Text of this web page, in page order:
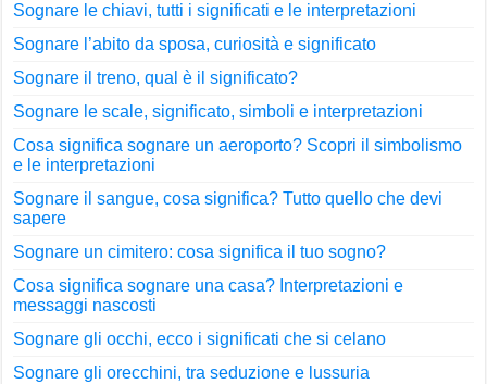
Sognare le chiavi, tutti i significati e le interpretazioni
Sognare l’abito da sposa, curiosità e significato
Sognare il treno, qual è il significato?
Sognare le scale, significato, simboli e interpretazioni
Cosa significa sognare un aeroporto? Scopri il simbolismo
e le interpretazioni
Sognare il sangue, cosa significa? Tutto quello che devi
sapere
Sognare un cimitero: cosa significa il tuo sogno?
Cosa significa sognare una casa? Interpretazioni e
messaggi nascosti
Sognare gli occhi, ecco i significati che si celano
Sognare gli orecchini, tra seduzione e lussuria